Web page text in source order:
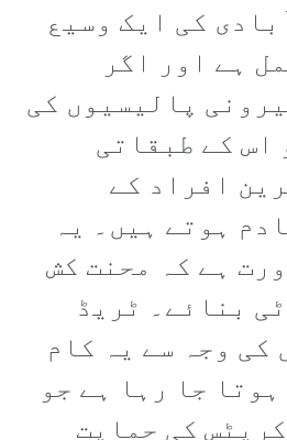
کی ایک وسیع
ہے اور اگر
پالیسیوں کی
اس کے طبقاتی
افراد کے
ہوتے ہیں۔ یہ
ہے کہ محنت کش
بنائے۔ ٹریڈ
کی وجہ سے یہ کام
جا رہا ہے جو